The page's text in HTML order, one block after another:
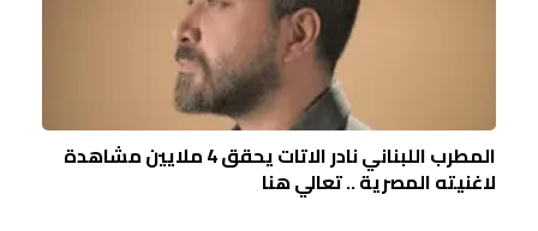
المطرب اللبناني نادر الاتات يحقق 4 ملايين مشاهدة
لاغنيته المصرية .. تعالي هنا